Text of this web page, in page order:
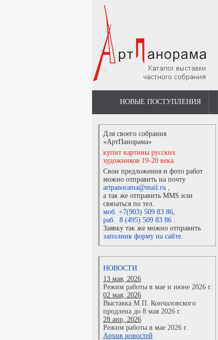
НОВЫЕ ПОСТУПЛЕНИЯ
Для своего собрания
«АртПанорама»
купит картины русских
художников 19-20 века.
Свои предложения и фото работ
можно отправить на почту
artpanorama@mail.ru ,
а так же отправить MMS или
связаться по тел.
моб. +7(903) 509 83 86,
раб. 8 (495) 509 83 86 .
Заявку так же можно отправить
заполнив форму на сайте.
НОВОСТИ
13 мая, 2026
Режим работы в мае и июне 2026 г.
02 мая, 2026
Выставка М.П. Кончаловского
продлена до 8 мая 2026 г.
28 апр, 2026
Режим работы в мае 2026 г.
Архив новостей